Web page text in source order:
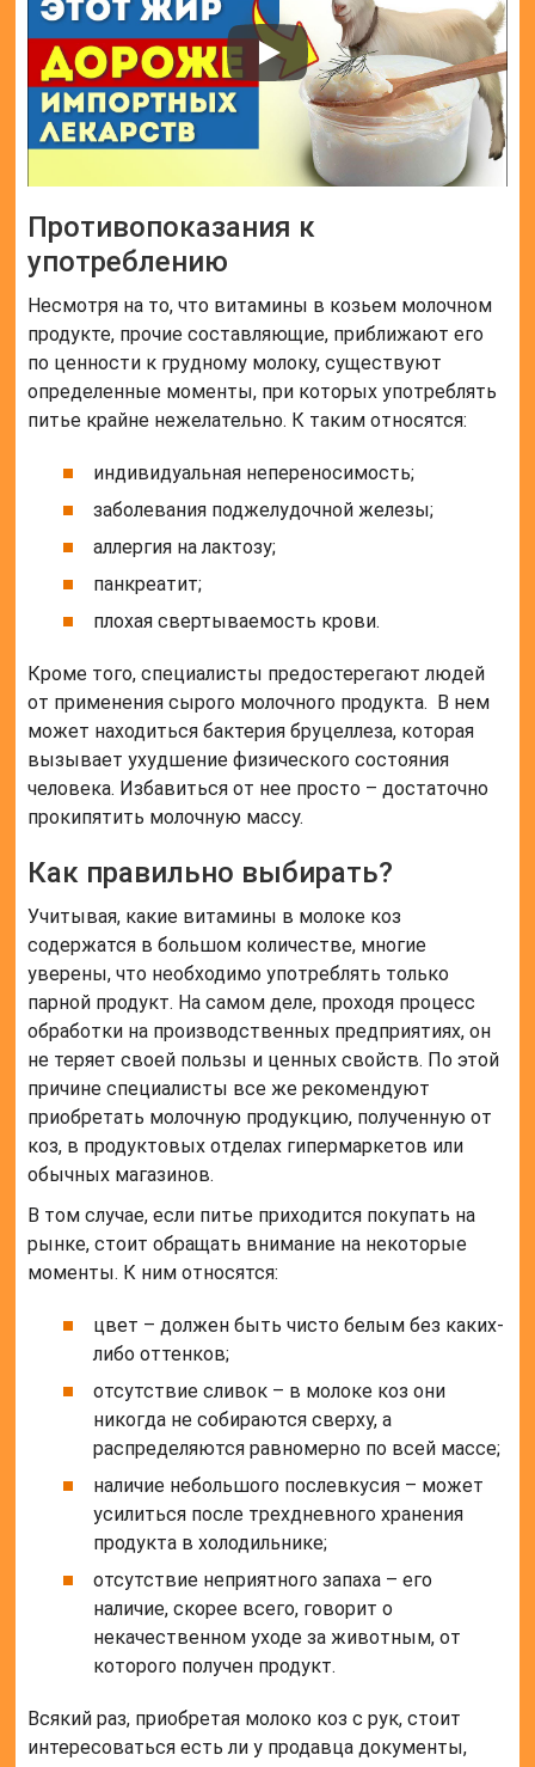
Противопоказания к
употреблению
Несмотря на то, что витамины в козьем молочном
продукте, прочие составляющие, приближают его
по ценности к грудному молоку, существуют
определенные моменты, при которых употреблять
питье крайне нежелательно. К таким относятся:
индивидуальная непереносимость;
заболевания поджелудочной железы;
аллергия на лактозу;
панкреатит;
плохая свертываемость крови.
Кроме того, специалисты предостерегают людей
от применения сырого молочного продукта. В нем
может находиться бактерия бруцеллеза, которая
вызывает ухудшение физического состояния
человека. Избавиться от нее просто – достаточно
прокипятить молочную массу.
Как правильно выбирать?
Учитывая, какие витамины в молоке коз
содержатся в большом количестве, многие
уверены, что необходимо употреблять только
парной продукт. На самом деле, проходя процесс
обработки на производственных предприятиях, он
не теряет своей пользы и ценных свойств. По этой
причине специалисты все же рекомендуют
приобретать молочную продукцию, полученную от
коз, в продуктовых отделах гипермаркетов или
обычных магазинов.
В том случае, если питье приходится покупать на
рынке, стоит обращать внимание на некоторые
моменты. К ним относятся:
цвет – должен быть чисто белым без каких-
либо оттенков;
отсутствие сливок – в молоке коз они
никогда не собираются сверху, а
распределяются равномерно по всей массе;
наличие небольшого послевкусия – может
усилиться после трехдневного хранения
продукта в холодильнике;
отсутствие неприятного запаха – его
наличие, скорее всего, говорит о
некачественном уходе за животным, от
которого получен продукт.
Всякий раз, приобретая молоко коз с рук, стоит
интересоваться есть ли у продавца документы,